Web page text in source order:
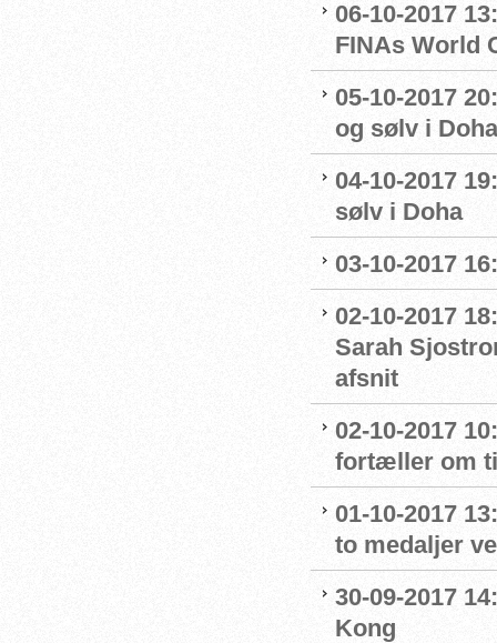
06-10-2017
FINAs World
05-10-2017
og sølv i Doha
04-10-2017
sølv i Doha
03-10-2017
02-10-2017
Sarah
afsnit
02-10-2017
fortæller om
01-10-2017
to medaljer
30-09-2017
Kong